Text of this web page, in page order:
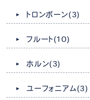
トロンボーン(3)
フルート(10)
ホルン(3)
ユーフォニアム(3)